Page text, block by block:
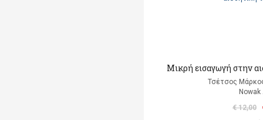
Μικρή εισαγωγή στην
Τσέτσος
Nowak
€ 12,00